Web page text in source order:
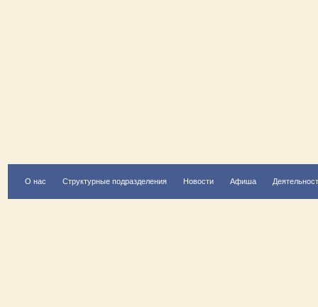
О нас Структурные подразделения Новости Афиша